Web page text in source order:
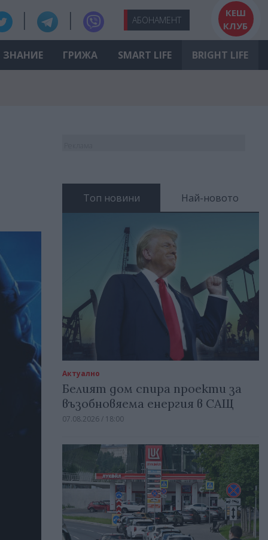
АБОНАМЕНТ
КЕШ
КЛУБ
ЗНАНИЕ ГРИЖА SMART LIFE BRIGHT LIFE
Топ новини Най-новото
Актуално
Белият дом спира проекти за
възобновяема енергия в САЩ
07.08.2026 / 18:00